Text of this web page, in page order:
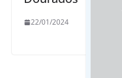
22/01/2024